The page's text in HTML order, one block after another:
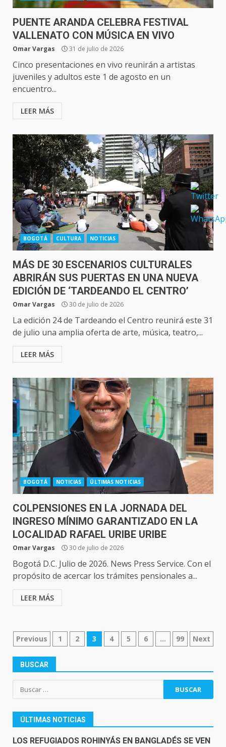
PUENTE ARANDA CELEBRA FESTIVAL
VALLENATO CON MÚSICA EN VIVO
Omar Vargas 31 de julio de 2026
Cinco presentaciones en vivo reunirán a artistas
juveniles y adultos este 1 de agosto en un
encuentro...
LEER MÁS
BOGOTÁ CULTURA NOTICIAS
MÁS DE 30 ESCENARIOS CULTURALES
ABRIRÁN SUS PUERTAS EN UNA NUEVA
EDICIÓN DE ‘TARDEANDO EL CENTRO’
Omar Vargas 30 de julio de 2026
La edición 24 de Tardeando el Centro reunirá este 31
de julio una amplia oferta de arte, música, teatro,...
LEER MÁS
BOGOTÁ NOTICIAS ÚLTIMAS NOTICIAS
COLPENSIONES EN LA JORNADA DEL
INGRESO MÍNIMO GARANTIZADO EN LA
LOCALIDAD RAFAEL URIBE URIBE
Omar Vargas 30 de julio de 2026
Bogotá D.C. Julio de 2026. News Press Service. Con el
propósito de acercar los trámites pensionales a...
LEER MÁS
NAVEGACIÓN
DE
ENTRADAS
Previous 1 2 3 4 5 6 … 99 Next
BUSCAR
Buscar:
ÚLTIMAS NOTICIAS
LOS REFUGIADOS ROHINYÁS EN BANGLADÉS SE VEN